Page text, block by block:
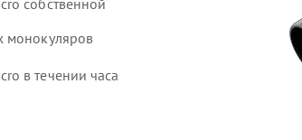
собственной
монокуляров
в течении часа